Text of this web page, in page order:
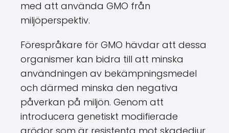
med att använda GMO från
miljöperspektiv.
Förespråkare för GMO hävdar att dessa
organismer kan bidra till att minska
användningen av bekämpningsmedel
och därmed minska den negativa
påverkan på miljön. Genom att
introducera genetiskt modifierade